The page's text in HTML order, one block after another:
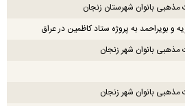
بانوان شهرستان زنجان
بانوان شهر زنجان
بانوان شهر زنجان